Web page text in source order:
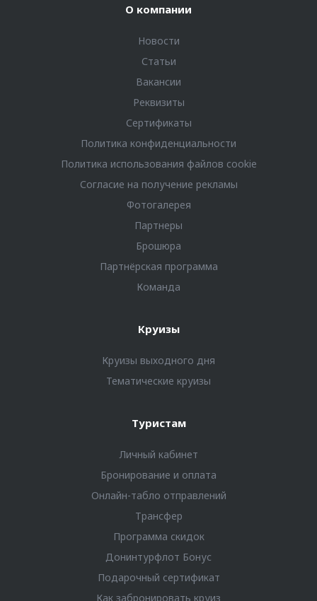
О компании
Новости
Статьи
Вакансии
Реквизиты
Сертификаты
Политика конфиденциальности
Политика использования файлов cookie
Согласие на получение рекламы
Фотогалерея
Партнеры
Брошюра
Партнёрская программа
Команда
Круизы
Круизы выходного дня
Тематические круизы
Туристам
Личный кабинет
Бронирование и оплата
Онлайн-табло отправлений
Трансфер
Программа скидок
Донинтурфлот Бонус
Подарочный сертификат
Как забронировать круиз